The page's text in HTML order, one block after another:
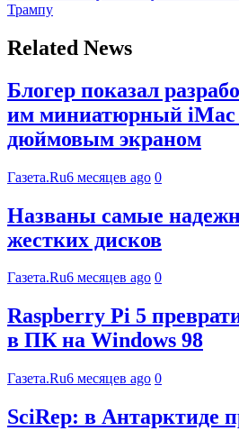
Трампу
Related News
Блогер показал
им миниатюрный iMac
дюймовым экраном
Газета.Ru6 месяцев ago 0
Названы самые
жестких дисков
Газета.Ru6 месяцев ago 0
Raspberry Pi 5
в ПК на Windows 98
Газета.Ru6 месяцев ago 0
SciRep: в Антарктиде